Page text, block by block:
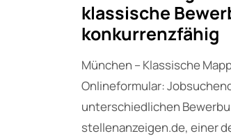
klassische
konkurrenzfähig
München – Klassische
Onlineformular:
unterschiedlichen
stellenanzeigen.de, einer